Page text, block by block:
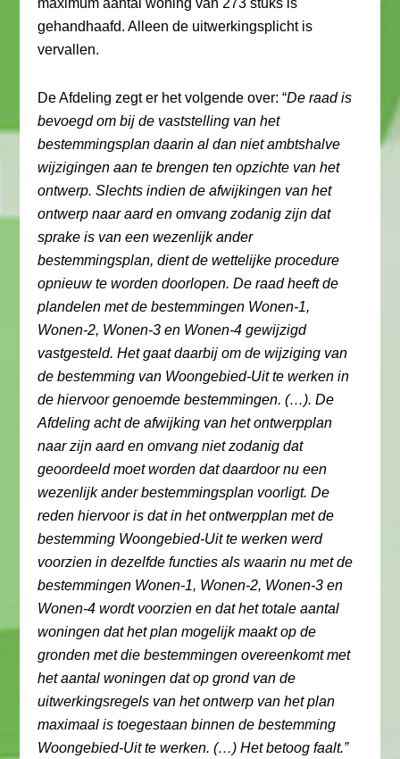
maximum aantal woning van 273 stuks is
gehandhaafd. Alleen de uitwerkingsplicht is
vervallen.
De Afdeling zegt er het volgende over: “De raad is
bevoegd om bij de vaststelling van het
bestemmingsplan daarin al dan niet ambtshalve
wijzigingen aan te brengen ten opzichte van het
ontwerp. Slechts indien de afwijkingen van het
ontwerp naar aard en omvang zodanig zijn dat
sprake is van een wezenlijk ander
bestemmingsplan, dient de wettelijke procedure
opnieuw te worden doorlopen. De raad heeft de
plandelen met de bestemmingen Wonen-1,
Wonen-2, Wonen-3 en Wonen-4 gewijzigd
vastgesteld. Het gaat daarbij om de wijziging van
de bestemming van Woongebied-Uit te werken in
de hiervoor genoemde bestemmingen. (…). De
Afdeling acht de afwijking van het ontwerpplan
naar zijn aard en omvang niet zodanig dat
geoordeeld moet worden dat daardoor nu een
wezenlijk ander bestemmingsplan voorligt. De
reden hiervoor is dat in het ontwerpplan met de
bestemming Woongebied-Uit te werken werd
voorzien in dezelfde functies als waarin nu met de
bestemmingen Wonen-1, Wonen-2, Wonen-3 en
Wonen-4 wordt voorzien en dat het totale aantal
woningen dat het plan mogelijk maakt op de
gronden met die bestemmingen overeenkomt met
het aantal woningen dat op grond van de
uitwerkingsregels van het ontwerp van het plan
maximaal is toegestaan binnen de bestemming
Woongebied-Uit te werken. (…) Het betoog faalt.”